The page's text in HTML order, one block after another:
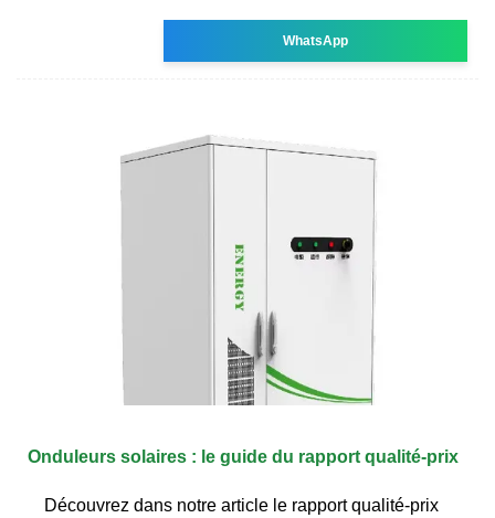
WhatsApp
Onduleurs solaires : le guide du rapport qualité-prix
Découvrez dans notre article le rapport qualité-prix